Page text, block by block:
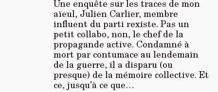
Une enquête sur les traces de mon
aïeul, Julien Carlier, membre
influent du parti rexiste. Pas un
petit collabo, non, le chef de la
propagande active. Condamné à
mort par contumace au lendemain
de la guerre, il a disparu (ou
presque) de la mémoire collective. Et
ce, jusqu’à ce que…